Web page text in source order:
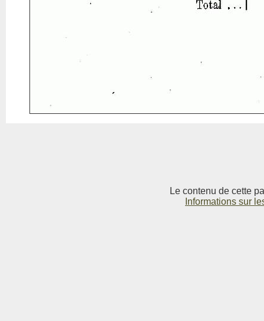
Le contenu de cette
Informations sur